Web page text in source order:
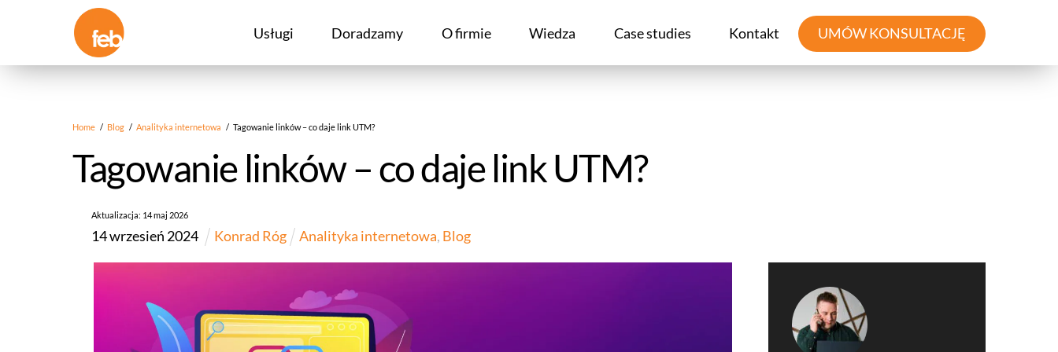
Usługi Doradzamy O firmie Wiedza Case studies Kontakt UMÓW KONSULTACJĘ
Home / Blog / Analityka internetowa / Tagowanie linków – co daje link UTM?
Tagowanie linków – co daje link UTM?
Aktualizacja: 14maj 2026
14wrzesień 2024 Konrad Róg Analityka internetowa, Blog